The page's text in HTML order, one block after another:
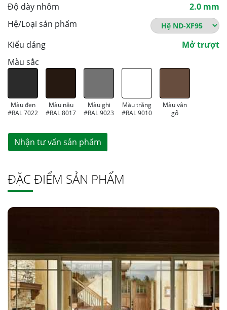
Độ dày nhôm
2.0 mm
Hệ/Loại sản phẩm
Kiểu dáng
Mở trượt
Màu sắc
Màu đen
#RAL 7022
Màu nâu
#RAL 8017
Màu ghi
#RAL 9023
Màu trắng
#RAL 9010
Màu vân
gỗ
Nhận tư vấn sản phẩm
ĐẶC ĐIỂM SẢN PHẨM